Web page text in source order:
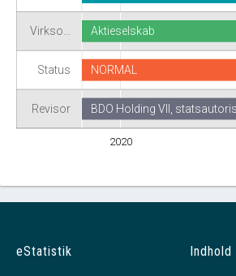
Virkso…
Status
Revisor
2020
Aktieselskab
NORMAL
BDO Holding VII,
eStatistik Indhold